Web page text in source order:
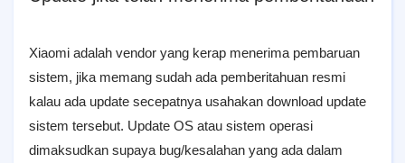
Xiaomi adalah vendor yang kerap menerima pembaruan
sistem, jika memang sudah ada pemberitahuan resmi
kalau ada update secepatnya usahakan download update
sistem tersebut. Update OS atau sistem operasi
dimaksudkan supaya bug/kesalahan yang ada dalam